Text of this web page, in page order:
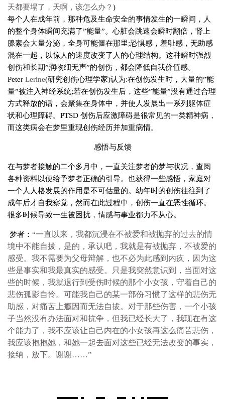
天都要塌了，天啊，该怎么办？ )
每个人在成年前，那种危及生命安全的事情发生的一瞬间，人
的整个身体瞬间充满了”能量”。心脏会跳速会瞬时翻倍，肾上
腺素会大量分泌，全身可能僵在那里;恐惧感，羞耻感，无助感
混在一起，以惊人的速度改变了人的心理结构。这种瞬时强烈
创伤和长期”润物细无声”的创伤，都会降低自我价值感。
Peter Lerine(研究创伤心理学家)认为:在创伤发生时，大量的”能
量”被注入神经系统;若在创伤发生后，这些”能量”没有通过合理
方式释放的话，会聚集在身体中，并使人发展出一系列躯体症
状和心理障碍。PTSD 创伤后应激障碍是很常见的一类精神病，
而这类病会在梦里重现创伤经历并加重病情。
感悟与反馈
在与梦者接触的二个多月中，一直关注梦者的梦与状况，查阅
各种资料以便给予梦者正确的引导。也获得一些感悟，家庭对
一个人人格发展的作用是不可估量的。幼年时的创伤往往到了
成年后才自我察觉，然而在此过程中，创伤一直在恶性循环。
很多时候导致一生被困扰，情感与事业都力不从心。
梦者： “一直以来，我都沉浸在不被爱和被抛弃的过去的情
境中不能自拔，是的，承认吧，我就是有被抛弃，不被爱的
感受。我不需要为父母辩解，也不必为此感到内疚，因为这
些是事实和我最真实的感受。只是我突然意识到，当面对这
些的时候，我就退行到受伤时候的那个小女孩，守着自己的
悲伤孤影自怜。可能我自己的某一部份习惯了这样的悲伤无
助感，对痛苦上瘾因而无法自拔。对于那些伤害，一个小孩
子当然没有办法面对和抗争，但我已经长大了，我现在有这
个能力了，我不应该让自己内在的小女孩再这么痛苦悲伤，
我应该抱抱她，和她一起去面对这些已经无法改变的事实，
接纳，放下。谢谢……”